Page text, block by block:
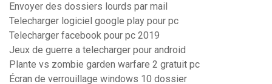
Envoyer des dossiers lourds par mail
Telecharger logiciel google play pour pc
Telecharger facebook pour pc 2019
Jeux de guerre a telecharger pour android
Plante vs zombie garden warfare 2 gratuit pc
Écran de verrouillage windows 10 dossier